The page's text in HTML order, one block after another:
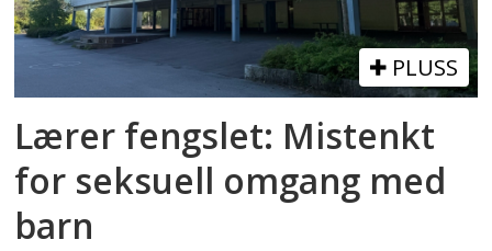
PLUSS
Lærer fengslet: Mistenkt
for seksuell omgang med
barn